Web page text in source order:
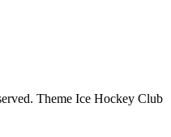
Theme Ice Hockey Club